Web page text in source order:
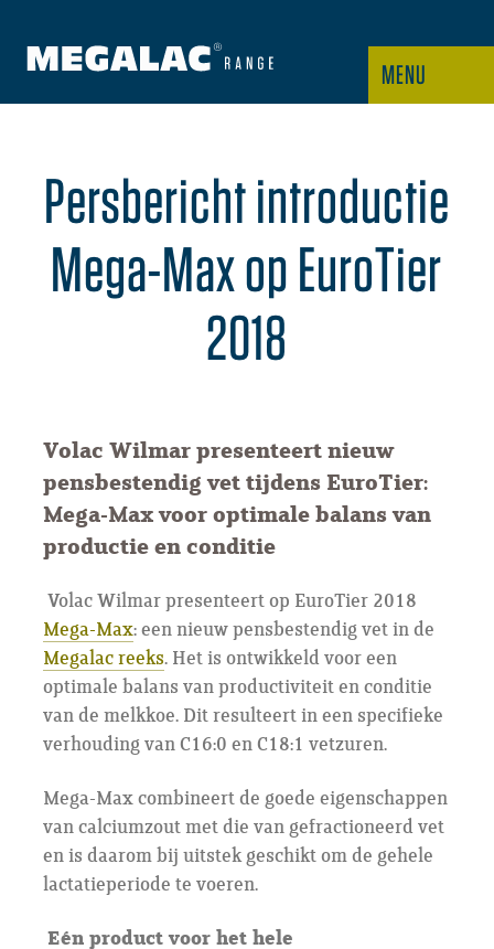
MENU
Persbericht introductie
Mega-Max op EuroTier
2018
Volac Wilmar presenteert nieuw
pensbestendig vet tijdens EuroTier:
Mega-Max voor optimale balans van
productie en conditie
Volac Wilmar presenteert op EuroTier 2018
Mega-Max: een nieuw pensbestendig vet in de
Megalac reeks. Het is ontwikkeld voor een
optimale balans van productiviteit en conditie
van de melkkoe. Dit resulteert in een specifieke
verhouding van C16:0 en C18:1 vetzuren.
Mega-Max combineert de goede eigenschappen
van calciumzout met die van gefractioneerd vet
en is daarom bij uitstek geschikt om de gehele
lactatieperiode te voeren.
Eén product voor het hele